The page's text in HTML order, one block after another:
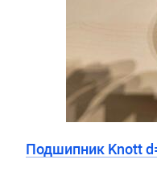
Подшипник Knott